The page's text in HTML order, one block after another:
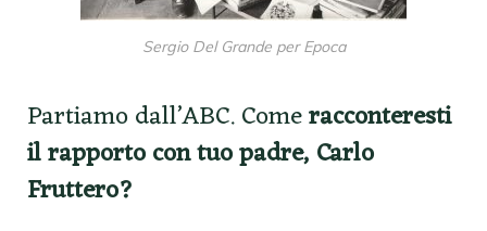
Sergio Del Grande per Epoca
Partiamo dall’ABC. Comeracconteresti
il rapporto con tuo padre, Carlo
Fruttero?